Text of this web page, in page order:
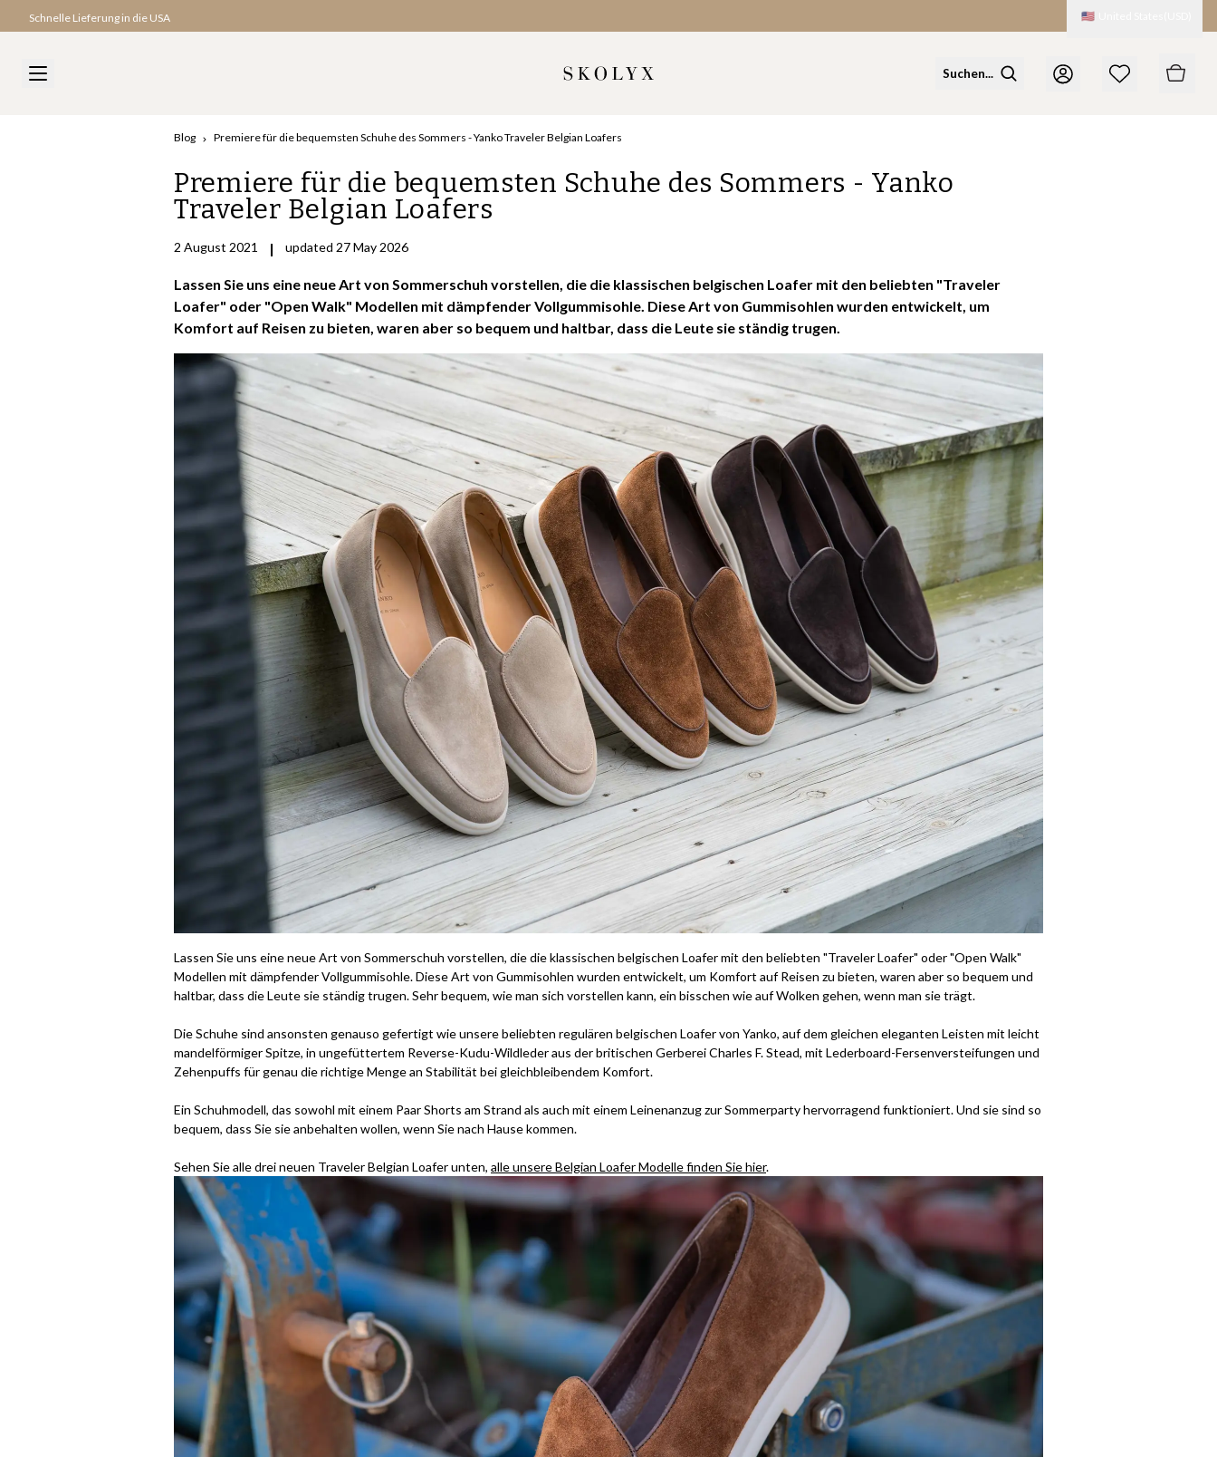
Schnelle Lieferung in die USA 🇺🇸
Blog Premiere für die bequemsten Schuhe des Sommers - Yanko Traveler Belgian Loafers
Premiere für die bequemsten Schuhe des Sommers - Yanko
Traveler Belgian Loafers
2 August 2021 | updated 27 May 2026
Lassen Sie uns eine neue Art von Sommerschuh vorstellen, die die klassischen belgischen Loafer mit den beliebten "Traveler
Loafer" oder "Open Walk" Modellen mit dämpfender Vollgummisohle. Diese Art von Gummisohlen wurden entwickelt, um
Komfort auf Reisen zu bieten, waren aber so bequem und haltbar, dass die Leute sie ständig trugen.
Lassen Sie uns eine neue Art von Sommerschuh vorstellen, die die klassischen belgischen Loafer mit den beliebten "Traveler Loafer" oder "Open Walk"
Modellen mit dämpfender Vollgummisohle. Diese Art von Gummisohlen wurden entwickelt, um Komfort auf Reisen zu bieten, waren aber so bequem und
haltbar, dass die Leute sie ständig trugen. Sehr bequem, wie man sich vorstellen kann, ein bisschen wie auf Wolken gehen, wenn man sie trägt.
Die Schuhe sind ansonsten genauso gefertigt wie unsere beliebten regulären belgischen Loafer von Yanko, auf dem gleichen eleganten Leisten mit leicht
mandelförmiger Spitze, in ungefüttertem Reverse-Kudu-Wildleder aus der britischen Gerberei Charles F. Stead, mit Lederboard-Fersenversteifungen und
Zehenpuffs für genau die richtige Menge an Stabilität bei gleichbleibendem Komfort.
Ein Schuhmodell, das sowohl mit einem Paar Shorts am Strand als auch mit einem Leinenanzug zur Sommerparty hervorragend funktioniert. Und sie sind so
bequem, dass Sie sie anbehalten wollen, wenn Sie nach Hause kommen.
Sehen Sie alle drei neuen Traveler Belgian Loafer unten, alle unsere Belgian Loafer Modelle finden Sie hier.